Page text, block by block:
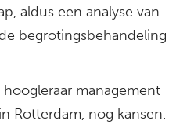
aldus een analyse van
begrotingsbehandeling
management
Rotterdam, nog kansen.